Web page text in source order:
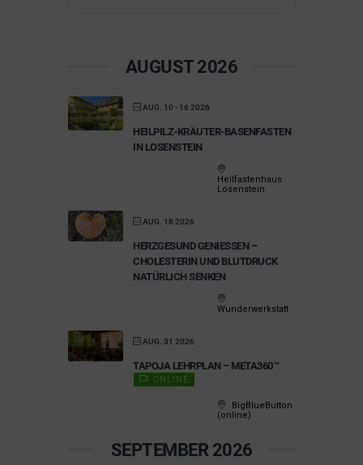
AUGUST 2026
AUG. 10 - 16 2026
HEILPILZ-KRÄUTER-BASENFASTEN
IN LOSENSTEIN
Heilfastenhaus
Losenstein
AUG. 18 2026
HERZGESUND GENIESSEN – C
HOLESTERIN UND BLUTDRUCK N
ATÜRLICH SENKEN
Wunderwerkstatt
AUG. 31 2026
TAPOJA LEHRPLAN – META360™
ONLINE
BigBlueButton
(online)
SEPTEMBER 2026